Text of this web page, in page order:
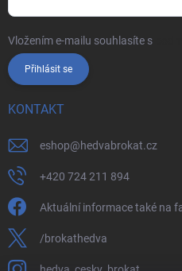
Vložením e-mailu souhlasíte s
Přihlásit se
KONTAKT
eshop@hedvabrokat.cz
+420 724 211 894
Aktuální informace také na
/brokathedva